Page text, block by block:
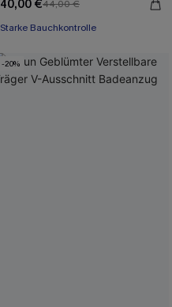
40,00 €44,00 €
Starke Bauchkontrolle
-20%